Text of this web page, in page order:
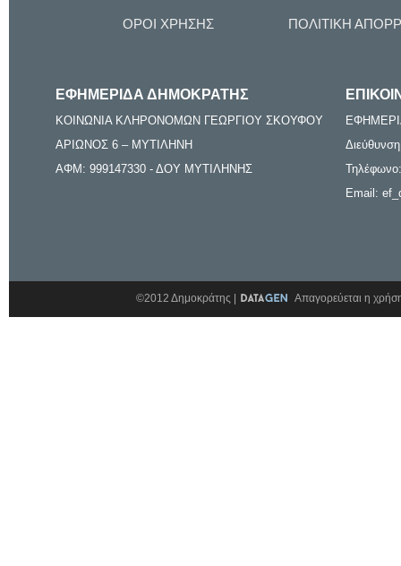
ΟΡΟΙ ΧΡΗΣΗΣ ΠΟΛΙΤΙΚΗ
ΕΦΗΜΕΡΙΔΑ ΔΗΜΟΚΡΑΤΗΣ
ΚΟΙΝΩΝΙΑ ΚΛΗΡΟΝΟΜΩΝ ΓΕΩΡΓΙΟΥ ΣΚΟΥΦΟΥ
ΑΡΙΩΝΟΣ 6 – ΜΥΤΙΛΗΝΗ
ΑΦΜ: 999147330 - ΔΟΥ ΜΥΤΙΛΗΝΗΣ
Email:
©2012 Δημοκράτης | Απαγορεύεται η